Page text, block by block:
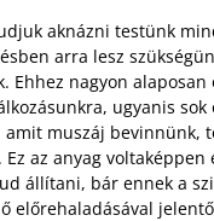
aknázni testünk
arra lesz
Ehhez nagyon alaposan
ugyanis sok
amit muszáj bevinnünk,
Ez az anyag
állítani, bár ennek a
előrehaladásával